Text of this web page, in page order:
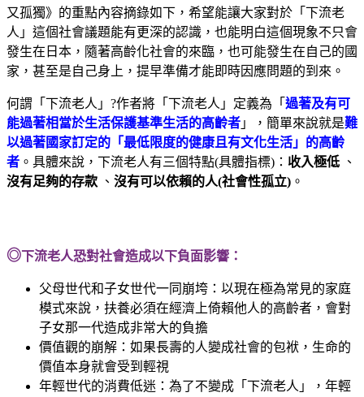
又孤獨》的重點內容摘錄如下，希望能讓大家對於「下流老
人」這個社會議題能有更深的認識，也能明白這個現象不只會
發生在日本，隨著高齡化社會的來臨，也可能發生在自己的國
家，甚至是自己身上，提早準備才能即時因應問題的到來。
何謂「下流老人」?作者將「下流老人」定義為「 過著及有可
能過著相當於生活保護基準生活的高齡者 」，簡單來說就是難
以過著國家訂定的「最低限度的健康且有文化生活」的高齡
者 。具體來說， 下流老人有三個特點(具體指標)： 收入極低 、
沒有足夠的存款 、 沒有可以依賴的人(社會性孤立) 。
◎下流老人恐對社會造成以下負面影響：
父母世代和子女世代一同崩垮：以現在極為常見的家庭
模式來說，扶養必須在經濟上倚賴他人的高齡者，會對
子女那一代造成非常大的負擔
價值觀的崩解：如果長壽的人變成社會的包袱，生命的
價值本身就會受到輕視
年輕世代的消費低迷：為了不變成「下流老人」，年輕